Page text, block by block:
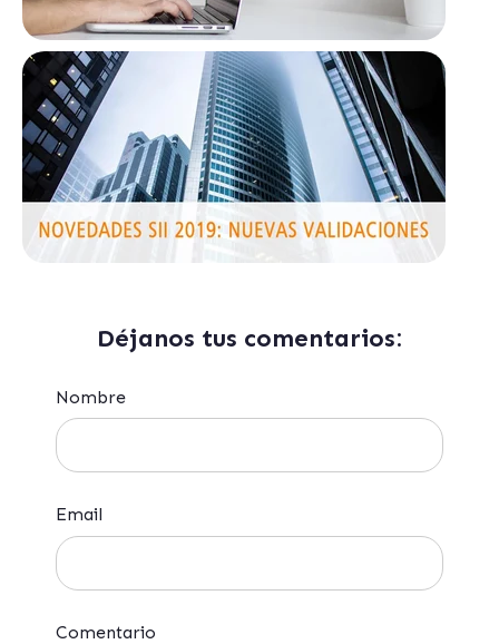
Déjanos tus comentarios:
Nombre
Email
Comentario